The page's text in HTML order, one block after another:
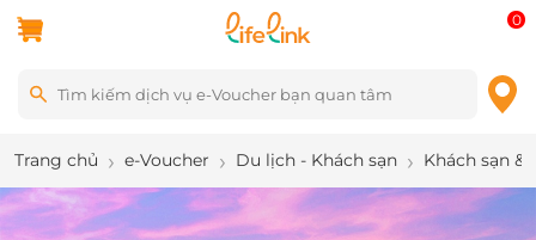
0
Trang chủ e-Voucher Du lịch - Khách sạn Khách sạn &